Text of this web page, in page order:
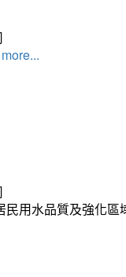
more...
用水品質及強化